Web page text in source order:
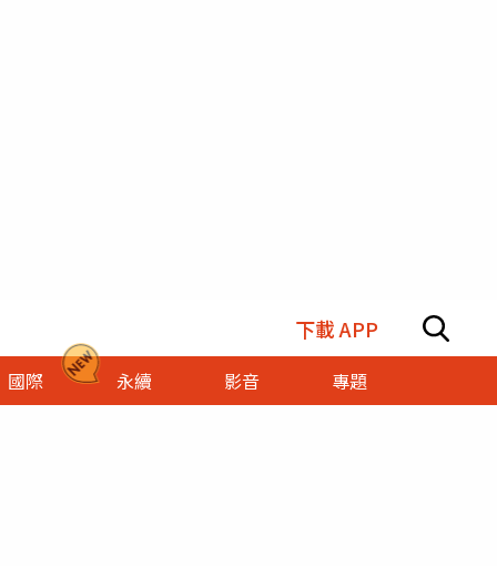
下載 APP
國際 永續 影音 專題